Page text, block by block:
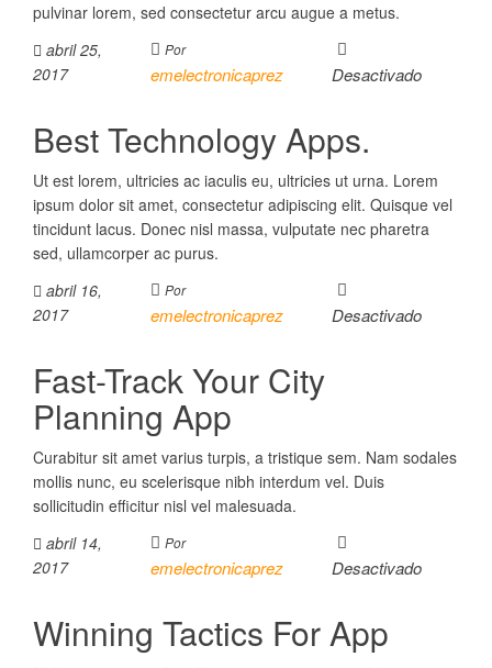
pulvinar lorem, sed consectetur arcu augue a metus.
abril 25,
2017
Por
emelectronicaprez Desactivado
Best Technology Apps.
Ut est lorem, ultricies ac iaculis eu, ultricies ut urna. Lorem
ipsum dolor sit amet, consectetur adipiscing elit. Quisque vel
tincidunt lacus. Donec nisl massa, vulputate nec pharetra
sed, ullamcorper ac purus.
abril 16,
2017
Por
emelectronicaprez Desactivado
Fast-Track Your City
Planning App
Curabitur sit amet varius turpis, a tristique sem. Nam sodales
mollis nunc, eu scelerisque nibh interdum vel. Duis
sollicitudin efficitur nisl vel malesuada.
abril 14,
2017
Por
emelectronicaprez Desactivado
Winning Tactics For App